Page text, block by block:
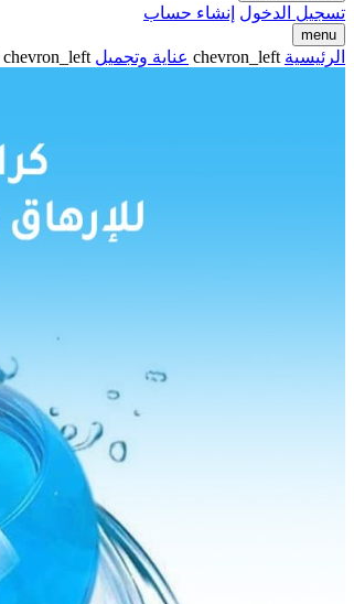
تسجيل الدخول إنشاء حساب
menu
الرئيسية chevron_left عناية وتجميل chevron_left